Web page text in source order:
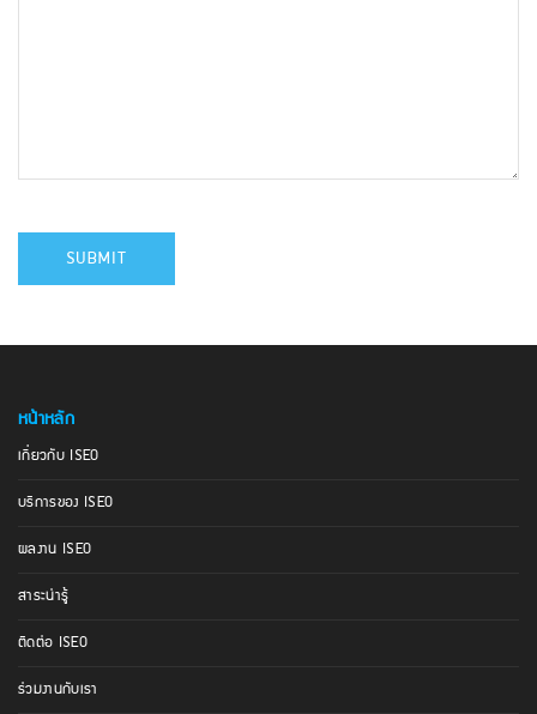
SUBMIT
หน้าหลัก
เกี่ยวกับ ISEO
บริการของ ISEO
ผลงาน ISEO
สาระน่ารู้
ติดต่อ ISEO
ร่วมงานกับเรา